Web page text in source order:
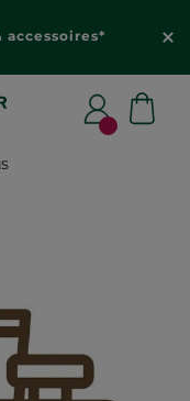
accessoires*